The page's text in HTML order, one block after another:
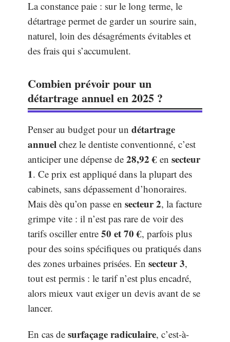
La constance paie : sur le long terme, le
détartrage permet de garder un sourire sain,
naturel, loin des désagréments évitables et
des frais qui s’accumulent.
Combien prévoir pour un
détartrage annuel en 2025 ?
Penser au budget pour un détartrage
annuel chez le dentiste conventionné, c’est
anticiper une dépense de 28,92 € en secteur
1. Ce prix est appliqué dans la plupart des
cabinets, sans dépassement d’honoraires.
Mais dès qu’on passe en secteur 2, la facture
grimpe vite : il n’est pas rare de voir des
tarifs osciller entre 50 et 70 €, parfois plus
pour des soins spécifiques ou pratiqués dans
des zones urbaines prisées. En secteur 3,
tout est permis : le tarif n’est plus encadré,
alors mieux vaut exiger un devis avant de se
lancer.
En cas de surfaçage radiculaire, c’est-à-